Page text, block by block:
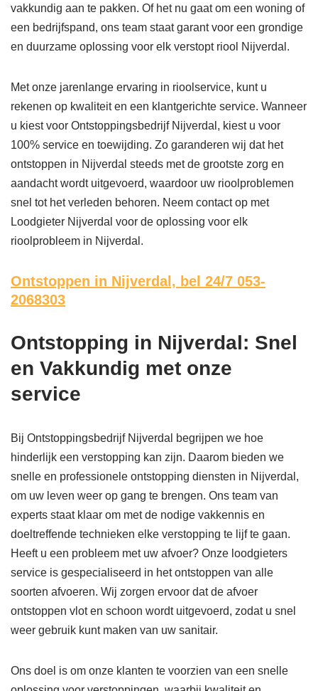
vakkundig aan te pakken. Of het nu gaat om een woning of
een bedrijfspand, ons team staat garant voor een grondige
en duurzame oplossing voor elk verstopt riool Nijverdal.
Met onze jarenlange ervaring in rioolservice, kunt u
rekenen op kwaliteit en een klantgerichte service. Wanneer
u kiest voor Ontstoppingsbedrijf Nijverdal, kiest u voor
100% service en toewijding. Zo garanderen wij dat het
ontstoppen in Nijverdal steeds met de grootste zorg en
aandacht wordt uitgevoerd, waardoor uw rioolproblemen
snel tot het verleden behoren. Neem contact op met
Loodgieter Nijverdal voor de oplossing voor elk
rioolprobleem in Nijverdal.
Ontstoppen in Nijverdal, bel 24/7 053-
2068303
Ontstopping in Nijverdal: Snel
en Vakkundig met onze
service
Bij Ontstoppingsbedrijf Nijverdal begrijpen we hoe
hinderlijk een verstopping kan zijn. Daarom bieden we
snelle en professionele ontstopping diensten in Nijverdal,
om uw leven weer op gang te brengen. Ons team van
experts staat klaar om met de nodige vakkennis en
doeltreffende technieken elke verstopping te lijf te gaan.
Heeft u een probleem met uw afvoer? Onze loodgieters
service is gespecialiseerd in het ontstoppen van alle
soorten afvoeren. Wij zorgen ervoor dat de afvoer
ontstoppen vlot en schoon wordt uitgevoerd, zodat u snel
weer gebruik kunt maken van uw sanitair.
Ons doel is om onze klanten te voorzien van een snelle